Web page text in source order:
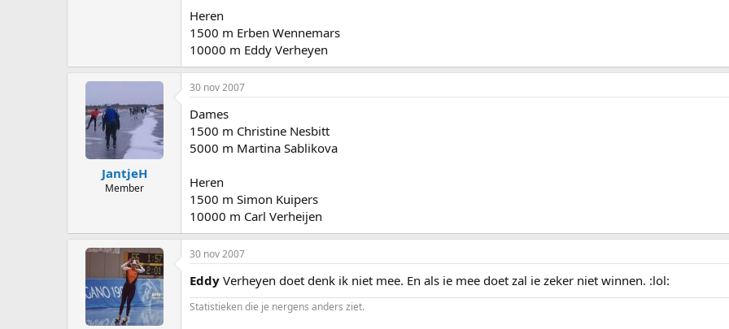
Heren
1500 m Erben Wennemars
10000 m Eddy Verheyen
JantjeH
Member
30 nov 2007
Dames
1500 m Christine Nesbitt
5000 m Martina Sablikova
Heren
1500 m Simon Kuipers
10000 m Carl Verheijen
30 nov 2007
Eddy Verheyen doet denk ik niet mee. En als ie mee doet zal ie zeker niet winnen. :lol:
Statistieken die je nergens anders ziet.